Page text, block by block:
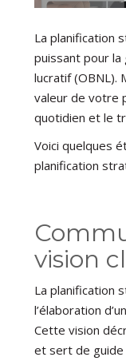
La planification
puissant pour
lucratif (OBNL).
valeur de votre
quotidien et le
Voici quelques
planification
vision
La planification
l’élaboration
Cette vision
et sert de